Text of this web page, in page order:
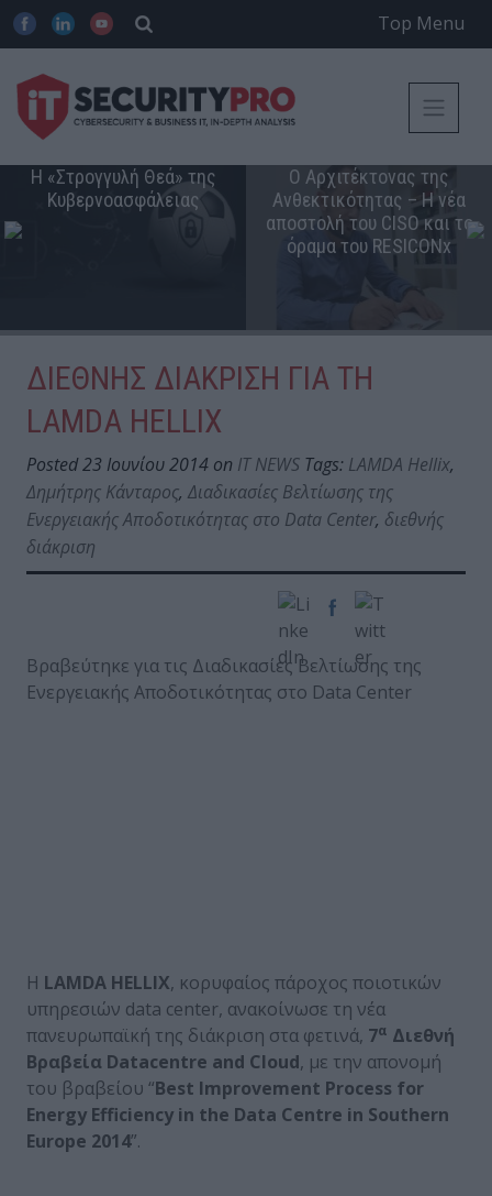
Top Menu
Η «Στρογγυλή Θεά» της
Κυβερνοασφάλειας
Ο Αρχιτέκτονας της
Ανθεκτικότητας – Η νέα
αποστολή του CISO και το
όραμα του RESICONx
ΔΙΕΘΝΗΣ ΔΙΑΚΡΙΣΗ ΓΙΑ ΤΗ
LAMDA HELLIX
Posted 23 Ιουνίου 2014 on IT NEWS Tags: LAMDA Hellix,
Δημήτρης Κάνταρος, Διαδικασίες Βελτίωσης της
Ενεργειακής Αποδοτικότητας στο Data Center, διεθνής
διάκριση
Βραβεύτηκε για τις Διαδικασίες Βελτίωσης της
Ενεργειακής Αποδοτικότητας στο Data Center
Η LAMDA HELLIX, κορυφαίος πάροχος ποιοτικών
υπηρεσιών data center, ανακοίνωσε τη νέα
πανευρωπαϊκή της διάκριση στα φετινά, 7α Διεθνή
Βραβεία Datacentre and Cloud, με την απονομή
του βραβείου “Best Improvement Process for
Energy Efficiency in the Data Centre in Southern
Europe 2014”.